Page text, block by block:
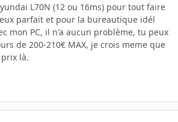
L70N (12 ou 16ms) pour tout faire
parfait et pour la bureautique idél
mon PC, il n'a aucun problème, tu peux
de 200-210€ MAX, je crois meme que
là.